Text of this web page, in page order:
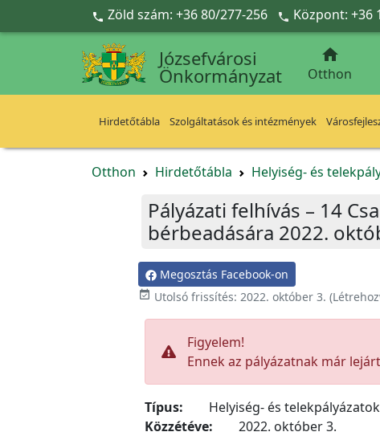
Ugrás a fő tartalomra
 Zöld szám: +36 80/277-256  Központ: +36
Józsefvárosi
Önkormányzat

Otthon
Hirdetőtábla Szolgáltatások és intézmények
Otthon Hirdetőtábla Helyiség- és
Pályázati felhívás – 14
bérbeadására 2022.
Megosztás Facebook-on
 Utolsó frissítés: 2022. október 3.
Figyelem!
Ennek az pályázatnak már
Típus:
Helyiség- és telekpályázatok
Közzétéve:
2022. október 3.